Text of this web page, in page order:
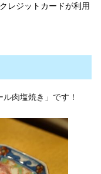
レジットカードが利用
肉塩焼き」です！